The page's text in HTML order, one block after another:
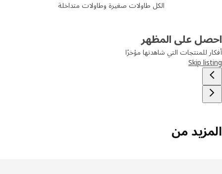
الكل طاولات صغيرة وطاولات متداخلة
على المظهر
للمنتجات التي شاهدتها مؤخرًا
Skip
من